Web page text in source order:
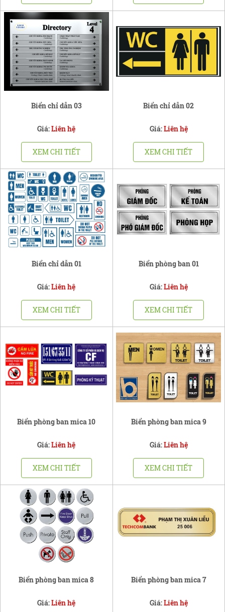
Biển chỉ dẫn 03
Giá:Liên hệ
XEM CHI TIẾT
Biển chỉ dẫn 02
Giá:Liên hệ
XEM CHI TIẾT
Biển chỉ dẫn 01
Giá:Liên hệ
XEM CHI TIẾT
Biển phòng ban 01
Giá:Liên hệ
XEM CHI TIẾT
Biển phòng ban mica 10
Giá:Liên hệ
XEM CHI TIẾT
Biển phòng ban mica 9
Giá:Liên hệ
XEM CHI TIẾT
Biển phòng ban mica 8
Giá:Liên hệ
Biển phòng ban mica 7
Giá:Liên hệ